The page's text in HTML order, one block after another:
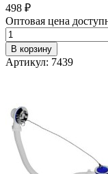
498 ₽
Оптовая цена
В корзину
Артикул: 7439